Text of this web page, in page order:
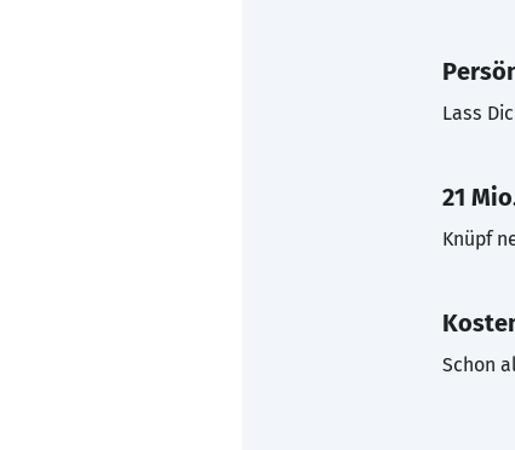
Lass
21
Knüpf
Schon